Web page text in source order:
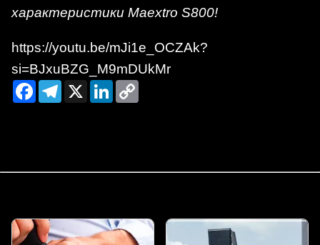
характеристики Maextro S800!
https://youtu.be/mJi1e_OCZAk?
si=BJxuBZG_M9mDUkMr
FacebookTelegram
X LinkedIn